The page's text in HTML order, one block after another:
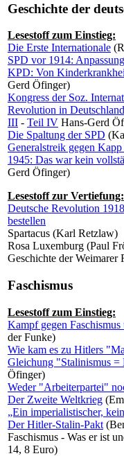
Geschichte der
Lesestoff zum Einstieg:
Die Erste Internationale
SPD vor 1914:
KPD: Von
Gerd Öfinger)
Kongress der Soz.
Revolution in
III - Teil IV Hans-Gerd
Die Spaltung der SPD
Generalstreik gegen
1945: Das war kein
Gerd Öfinger)
Lesestoff zur Vertiefung:
Deutsche Revolution
bestellen
Spartacus (Karl Retzlaw)
Rosa Luxemburg (Paul
Geschichte der
Faschismus
Lesestoff zum Einstieg:
Kampf gegen
der Funke)
Wie kam es zu Hitlers
Gleichung "Stalinismus =
Öfinger)
Weder "Arbeiterpartei"
Der Zweite Weltkrieg
„Ein imperialistischer,
Der Hitler-Stalin-Pakt
Faschismus - Was er ist
14, 8 Euro)